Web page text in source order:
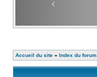
Accueil du site » Index du forum